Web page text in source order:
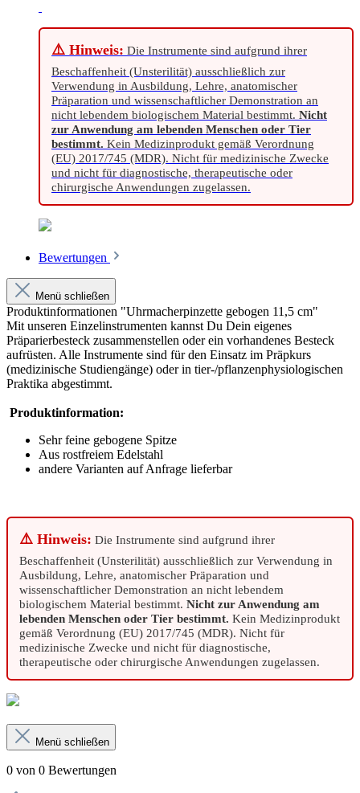
⚠️ Hinweis: Die Instrumente sind aufgrund ihrer
Beschaffenheit (Unsterilität) ausschließlich zur
Verwendung in Ausbildung, Lehre, anatomischer
Präparation und wissenschaftlicher Demonstration an
nicht lebendem biologischem Material bestimmt. Nicht
zur Anwendung am lebenden Menschen oder Tier
bestimmt. Kein Medizinprodukt gemäß Verordnung
(EU) 2017/745 (MDR). Nicht für medizinische Zwecke
und nicht für diagnostische, therapeutische oder
chirurgische Anwendungen zugelassen.
Bewertungen
Menü schließen
Produktinformationen "Uhrmacherpinzette gebogen 11,5 cm"
Mit unseren Einzelinstrumenten kannst Du Dein eigenes
Präparierbesteck zusammenstellen oder ein vorhandenes Besteck
aufrüsten. Alle Instrumente sind für den Einsatz im Präpkurs
(medizinische Studiengänge) oder in tier-/pflanzenphysiologischen
Praktika abgestimmt.
Produktinformation:
Sehr feine gebogene Spitze
Aus rostfreiem Edelstahl
andere Varianten auf Anfrage lieferbar
⚠️ Hinweis: Die Instrumente sind aufgrund ihrer
Beschaffenheit (Unsterilität) ausschließlich zur Verwendung in
Ausbildung, Lehre, anatomischer Präparation und
wissenschaftlicher Demonstration an nicht lebendem
biologischem Material bestimmt. Nicht zur Anwendung am
lebenden Menschen oder Tier bestimmt. Kein Medizinprodukt
gemäß Verordnung (EU) 2017/745 (MDR). Nicht für
medizinische Zwecke und nicht für diagnostische,
therapeutische oder chirurgische Anwendungen zugelassen.
Menü schließen
0 von 0 Bewertungen